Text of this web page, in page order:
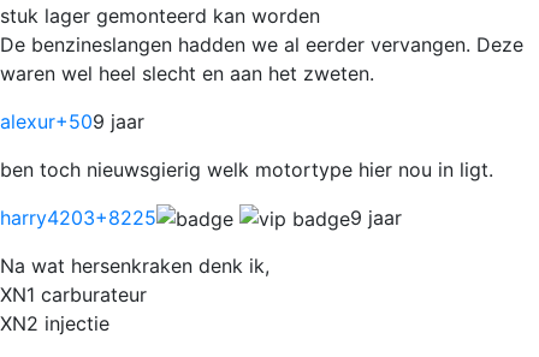
stuk lager gemonteerd kan worden
De benzineslangen hadden we al eerder vervangen. Deze
waren wel heel slecht en aan het zweten.
alexur+509 jaar
ben toch nieuwsgierig welk motortype hier nou in ligt.
harry4203+8225
9 jaar
Na wat hersenkraken denk ik,
XN1 carburateur
XN2 injectie